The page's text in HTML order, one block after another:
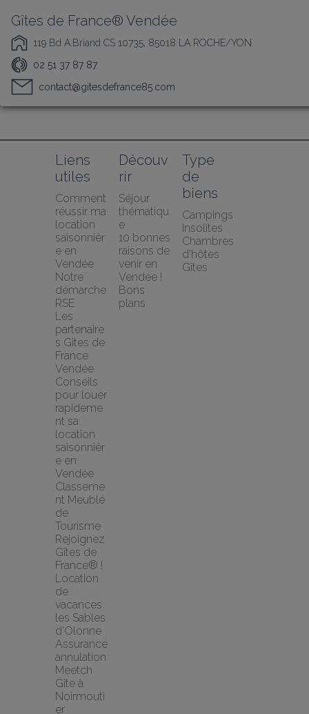
Gîtes de France® Vendée
119 Bd A.Briand CS 10735, 85018 LA ROCHE/YON
02 51 37 87 87
contact@gitesdefrance85.com
Liens
utiles
Comment
réussir ma
location
saisonnièr
e en
Vendée
Notre
démarche
RSE
Les
partenaire
s Gites de
France
Vendée
Conseils
pour louer
rapideme
nt sa
location
saisonnièr
e en
Vendée
Classeme
nt Meublé
de
Tourisme
Rejoignez
Gîtes de
France® !
Location
de
vacances
les Sables
d'Olonne
Assurance
annulation
Meetch
Gîte à
Noirmouti
er
Découv
rir
Séjour
thématiqu
e
10 bonnes
raisons de
venir en
Vendée !
Bons
plans
Type
de
biens
Campings
Insolites
Chambres
d'hôtes
Gîtes